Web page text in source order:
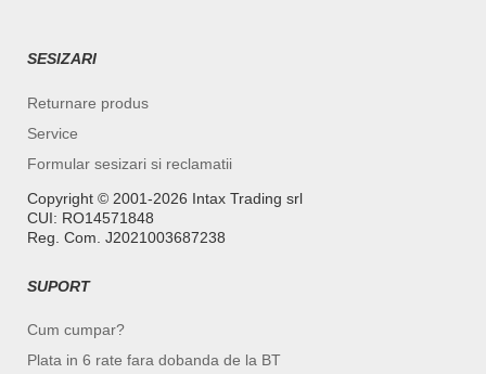
SESIZARI
Returnare produs
Service
Formular sesizari si reclamatii
Copyright ©️ 2001-2026 Intax Trading srl
CUI: RO14571848
Reg. Com. J2021003687238
SUPORT
Cum cumpar?
Plata in 6 rate fara dobanda de la BT